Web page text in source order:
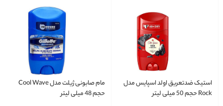
استیک ضدتعریق اولد اسپایس مدل
Rock حجم 50 میلی لیتر
مام صابونی ژیلت مدل Cool Wave
حجم 48 میلی لیتر